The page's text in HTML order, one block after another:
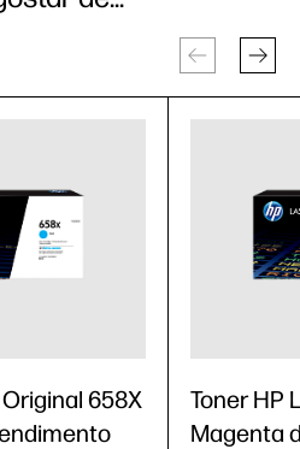
658X
Toner HP
Magenta